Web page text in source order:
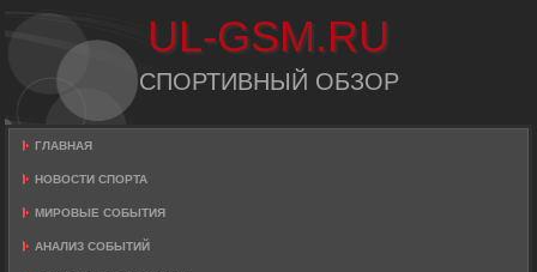
UL-GSM.RU
СПОРТИВНЫЙ ОБЗОР
ГЛАВНАЯ
НОВОСТИ СПОРТА
МИРОВЫЕ СОБЫТИЯ
АНАЛИЗ СОБЫТИЙ